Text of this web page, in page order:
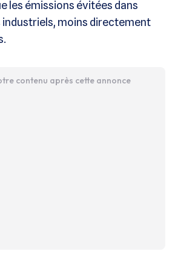
les émissions évitées dans
industriels, moins directement
contenu après cette annonce